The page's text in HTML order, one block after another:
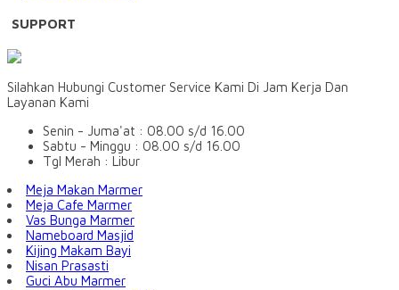
SUPPORT
Silahkan Hubungi Customer Service Kami Di Jam Kerja Dan
Layanan Kami
Senin - Juma'at : 08.00 s/d 16.00
Sabtu - Minggu : 08.00 s/d 16.00
Tgl Merah : Libur
Meja Makan Marmer
Meja Cafe Marmer
Vas Bunga Marmer
Nameboard Masjid
Kijing Makam Bayi
Nisan Prasasti
Guci Abu Marmer